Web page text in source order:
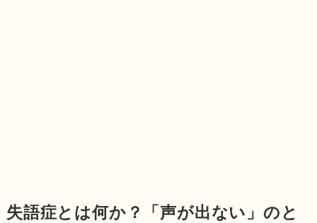
失語症とは何か？「声が出ない」のと